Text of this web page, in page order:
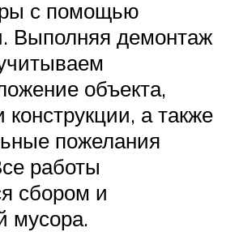
с помощью
Выполняя демонтаж
объекта,
конструкции, а также
пожелания
работы
сбором и
мусора.